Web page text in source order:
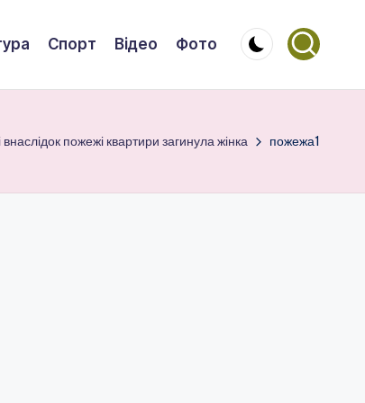
Спорт Відео Фото
пожежі квартири загинула жінка пожежа1